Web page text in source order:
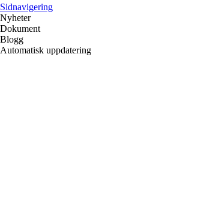
Sidnavigering
Nyheter
Dokument
Blogg
Automatisk uppdatering